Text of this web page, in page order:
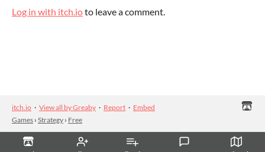
Log in with itch.ioto leave a comment.
itch.io · View all by Greaby · Report · Embed
Games › Strategy › Free